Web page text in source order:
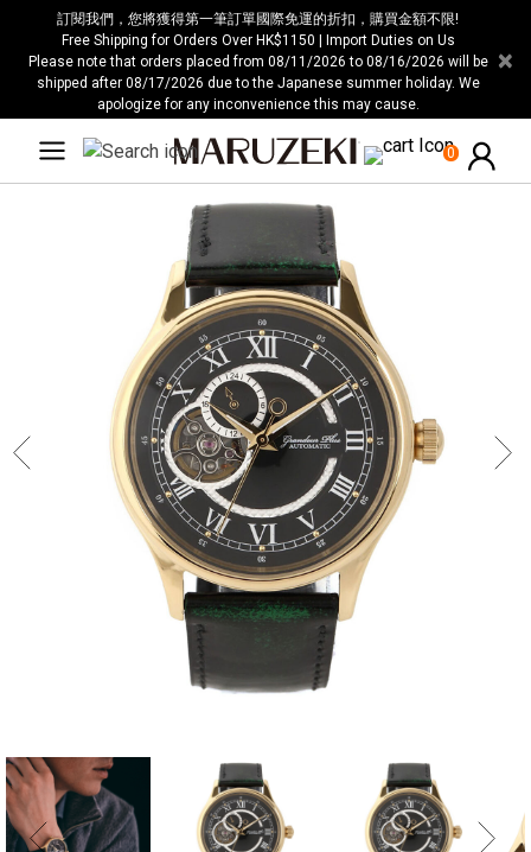
意：
包
訂閱我們，您將獲得第一筆訂單國際免運的折扣，購買金額不限!
Free Shipping for Orders Over HK$1150 | Import Duties on Us
Please note that orders placed from 08/11/2026 to 08/16/2026 will be
shipped after 08/17/2026 due to the Japanese summer holiday. We
apologize for any inconvenience this may cause.
×
0